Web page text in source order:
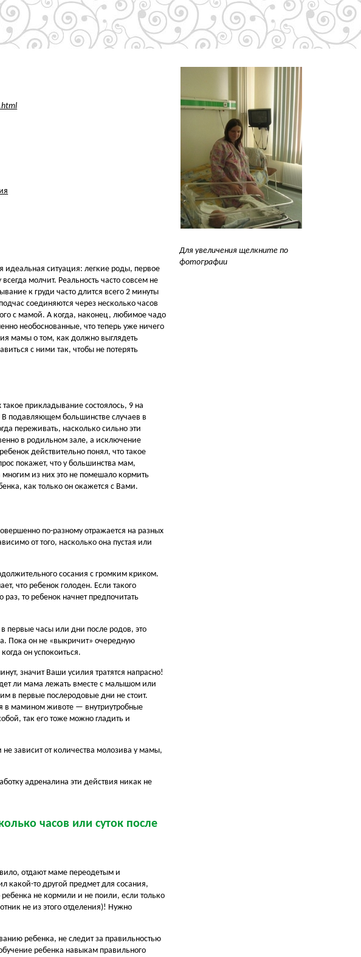
идеальная ситуация: легкие роды, первое
молчит. Реальность часто совсем не
к груди часто длится всего 2 минуты
соединяются через несколько часов
с мамой. А когда, наконец, любимое чадо
необоснованные, что теперь уже ничего
мамы о том, как должно выглядеть
с ними так, чтобы не потерять
прикладывание состоялось, 9 на
подавляющем большинстве случаев в
переживать, насколько сильно эти
в родильном зале, а исключение
действительно понял, что такое
покажет, что у большинства мам,
из них это не помешало кормить
как только он окажется с Вами.
по-разному отражается на разных
от того, насколько она пустая или
сосания с громким криком.
что ребенок голоден. Если такого
то ребенок начнет предпочитать
первые часы или дни после родов, это
Пока он не «выкричит» очередную
он успокоиться.
значит Ваши усилия тратятся напрасно!
ли мама лежать вместе с малышом или
в первые послеродовые дни не стоит.
в мамином животе — внутриутробные
так его тоже можно гладить и
зависит от количества молозива у мамы,
адреналина эти действия никак не
часов или суток после
отдают маме переодетым и
какой-то другой предмет для сосания,
не кормили и не поили, если только
не из этого отделения)! Нужно
ребенка, не следит за правильностью
ребенка навыкам правильного
Для увеличения щелкните по
фотографии